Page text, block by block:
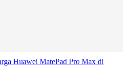
Huawei MatePad Pro Max di